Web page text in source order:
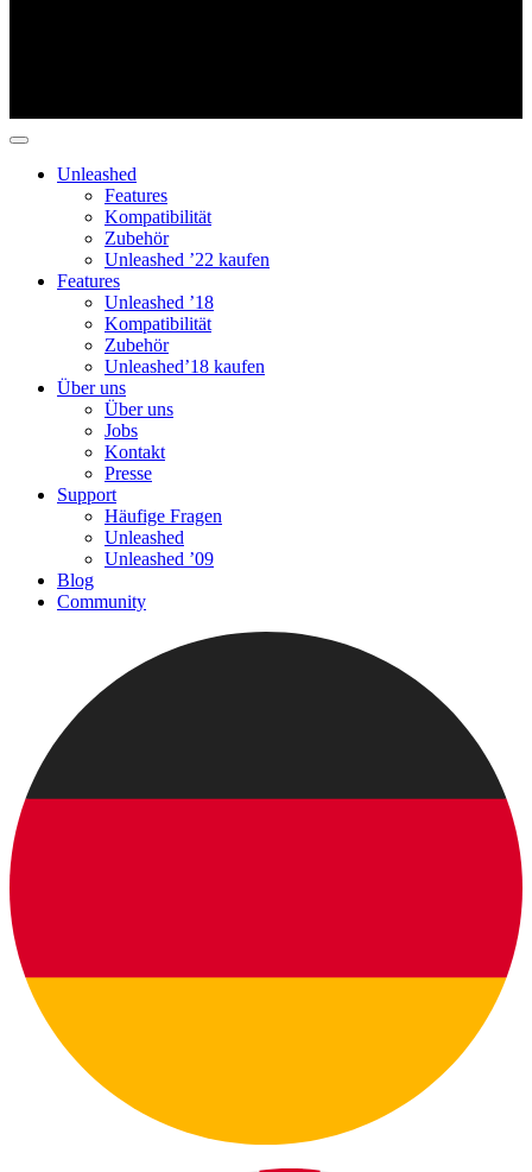
Unleashed
Features
Kompatibilität
Zubehör
Unleashed ’22 kaufen
Features
Unleashed ’18
Kompatibilität
Zubehör
Unleashed’18 kaufen
Über uns
Über uns
Jobs
Kontakt
Presse
Support
Häufige Fragen
Unleashed
Unleashed ’09
Blog
Community